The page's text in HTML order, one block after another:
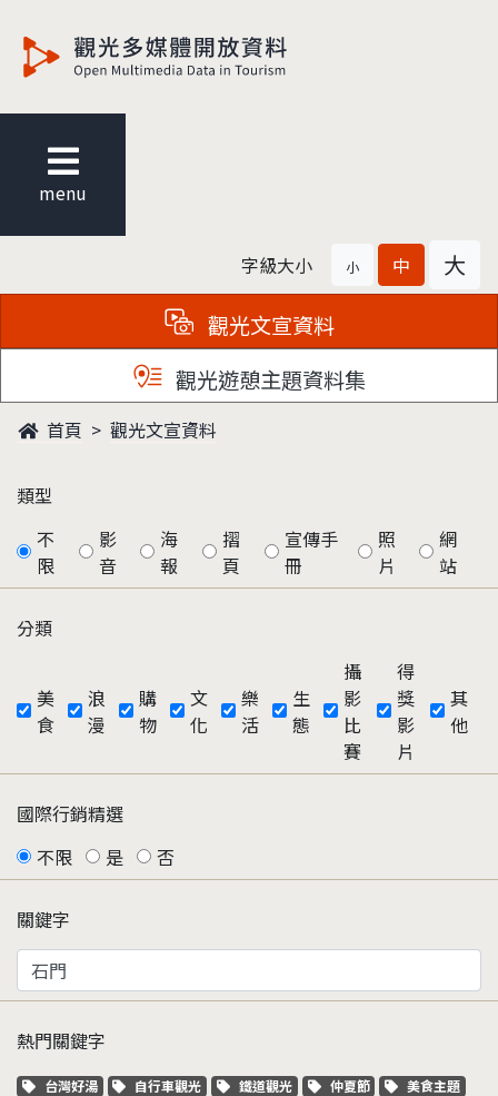
menu
字級大小 小 中 大
觀光文宣資料
觀光遊憩主題資料集
首頁 觀光文宣資料
類型
不
限
影
音
海
報
摺
頁
宣傳手
冊
照
片
網
站
分類
美
食
浪
漫
購
物
文
化
樂
活
生
態
攝
影
比
賽
得
獎
影
片
其
他
國際行銷精選
不限
是 否
關鍵字
熱門關鍵字
關鍵字標籤
台灣好湯 關鍵字標籤
自行車觀光 關鍵字標籤
鐵道觀光 關鍵字標籤
仲夏節 關鍵字標籤
美食主題